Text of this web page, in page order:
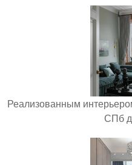
Реализованным
СПб